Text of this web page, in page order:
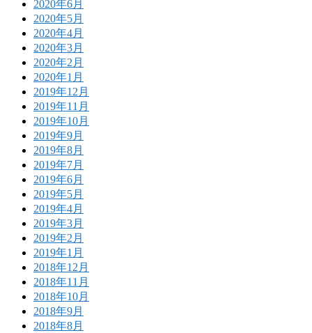
2020年6月
2020年5月
2020年4月
2020年3月
2020年2月
2020年1月
2019年12月
2019年11月
2019年10月
2019年9月
2019年8月
2019年7月
2019年6月
2019年5月
2019年4月
2019年3月
2019年2月
2019年1月
2018年12月
2018年11月
2018年10月
2018年9月
2018年8月